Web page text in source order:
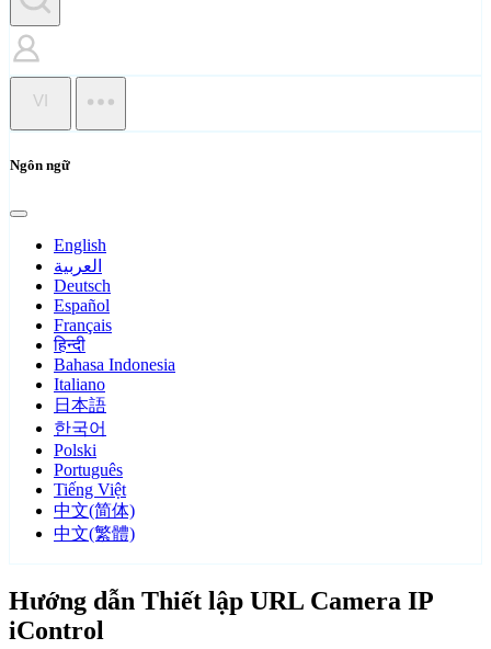
VI
Ngôn ngữ
English
العربية
Deutsch
Español
Français
हिन्दी
Bahasa Indonesia
Italiano
日本語
한국어
Polski
Português
Tiếng Việt
中文(简体)
中文(繁體)
Hướng dẫn Thiết lập URL Camera IP
iControl